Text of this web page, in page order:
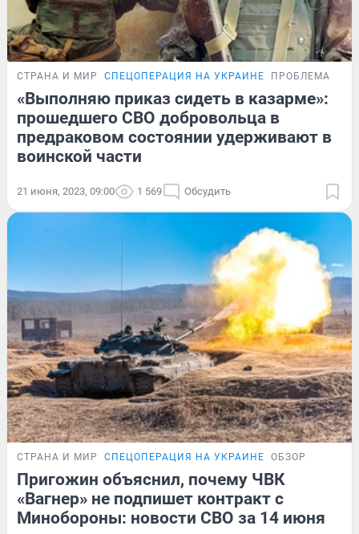
СТРАНА И МИР СПЕЦОПЕРАЦИЯ НА УКРАИНЕ ПРОБЛЕМА
«Выполняю приказ сидеть в казарме»:
прошедшего СВО добровольца в
предраковом состоянии удерживают в
воинской части
21 июня, 2023, 09:00 1 569 Обсудить
СТРАНА И МИР СПЕЦОПЕРАЦИЯ НА УКРАИНЕ ОБЗОР
Пригожин объяснил, почему ЧВК
«Вагнер» не подпишет контракт с
Минобороны: новости СВО за 14 июня